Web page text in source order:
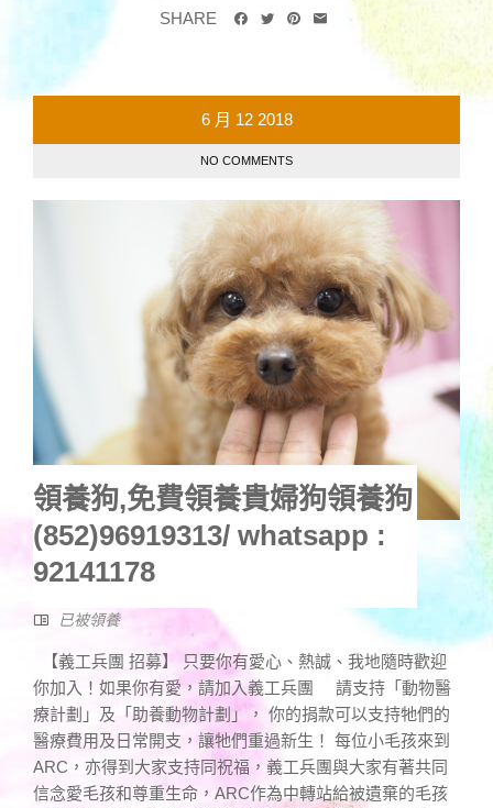
SHARE
6 月 12 2018
NO COMMENTS
領養狗,免費領養貴婦狗領養狗
(852)96919313/ whatsapp :
92141178
已被領養
【義工兵團 招募】 只要你有愛心、熱誠、我地隨時歡迎
你加入！如果你有愛，請加入義工兵團 請支持「動物醫
療計劃」及「助養動物計劃」， 你的捐款可以支持牠們的
醫療費用及日常開支，讓牠們重過新生！ 每位小毛孩來到
ARC，亦得到大家支持同祝福，義工兵團與大家有著共同
信念愛毛孩和尊重生命，ARC作為中轉站給被遺棄的毛孩